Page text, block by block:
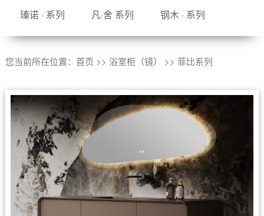
瑧诺 · 系列
凡·舍 系列 钢木 · 系列
您当前所在位置： 首页 >> 浴室柜（镜） >> 菲比系列